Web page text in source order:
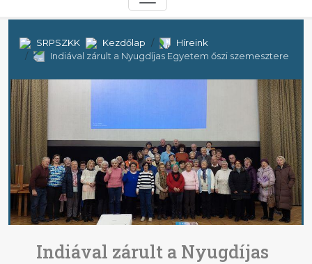
SRPSZKK Kezdőlap
Híreink
Indiával zárult a Nyugdíjas Egyetem őszi szemesztere
Indiával zárult a Nyugdíjas